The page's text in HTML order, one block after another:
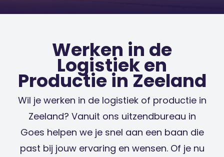
Werken in de
Logistiek en
Productie in Zeeland
Wil je werken in de logistiek of productie in
Zeeland? Vanuit ons uitzendbureau in
Goes helpen we je snel aan een baan die
past bij jouw ervaring en wensen. Of je nu